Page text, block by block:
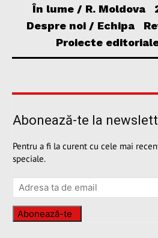
În lume / R. Moldova
Despre noi / Echipa
Proiecte
Abonează-te la
Pentru a fi la curent cu cele mai
speciale.
Abonează-te